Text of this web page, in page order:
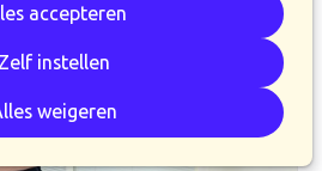
accepteren
Zelf instellen
weigeren